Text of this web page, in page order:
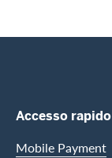
Footer
Footer Navigation
Accesso rapido
Mobile Payment